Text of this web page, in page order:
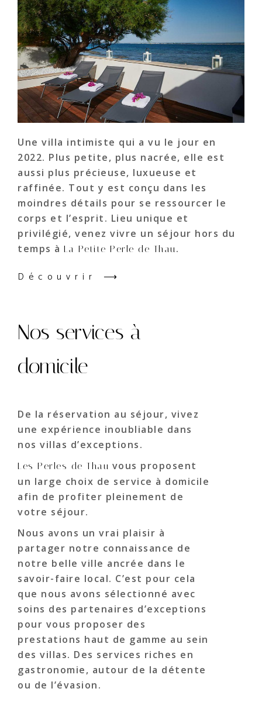
Une villa intimiste qui a vu le jour en
2022. Plus petite, plus nacrée, elle est
aussi plus précieuse, luxueuse et
raffinée. Tout y est conçu dans les
moindres détails pour se ressourcer le
corps et l’esprit. Lieu unique et
privilégié, venez vivre un séjour hors du
temps à La Petite Perle de Thau .
Découvrir ⟶
Nos services à
domicile
De la réservation au séjour, vivez
une expérience inoubliable dans
nos villas d’exceptions.
Les Perles de Thau vous proposent
un large choix de service à domicile
afin de profiter pleinement de
votre séjour.
Nous avons un vrai plaisir à
partager notre connaissance de
notre belle ville ancrée dans le
savoir-faire local. C’est pour cela
que nous avons sélectionné avec
soins des partenaires d’exceptions
pour vous proposer des
prestations haut de gamme au sein
des villas. Des services riches en
gastronomie, autour de la détente
ou de l’évasion.